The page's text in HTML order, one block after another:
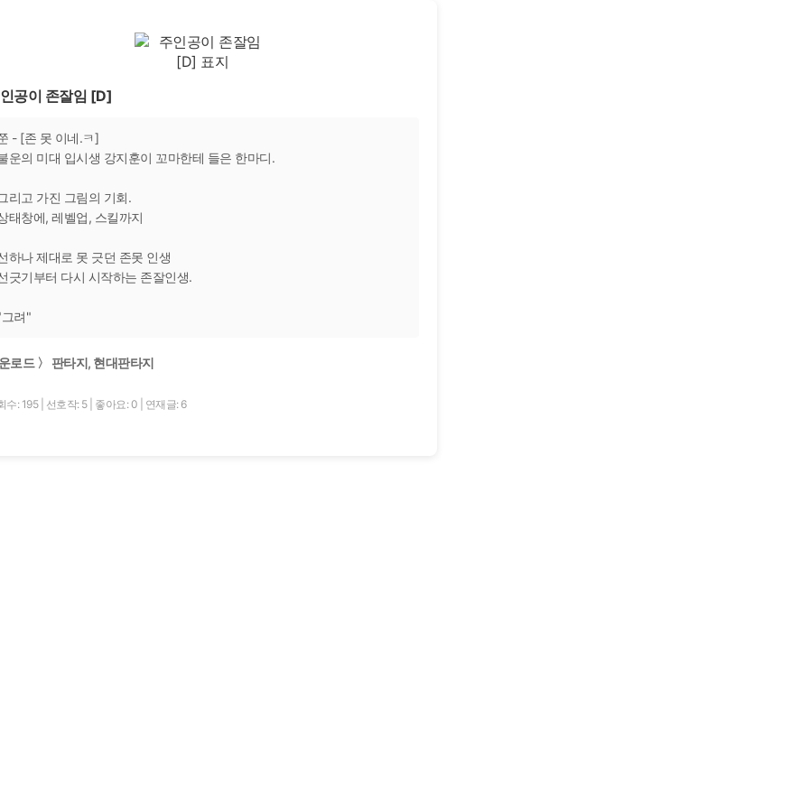
공이 존잘임 [D]
- [존 못 이네.ㅋ]
운의 미대 입시생 강지훈이 꼬마한테 들은 한마디.
리고 가진 그림의 기회.
태창에, 레벨업, 스킬까지
하나 제대로 못 긋던 존못 인생
긋기부터 다시 시작하는 존잘인생.
려"
로드 〉 판타지, 현대판타지
수: 195 선호작: 5 좋아요: 0 연재글: 6